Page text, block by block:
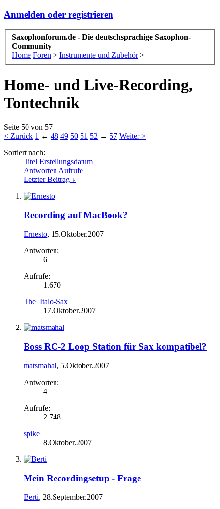
Anmelden oder registrieren
Saxophonforum.de - Die deutschsprachige Saxophon-
Community
Home Foren > Instrumente und Zubehör >
Home- und Live-Recording,
Tontechnik
Seite 50 von 57
< Zurück 1 ← 48 49 50 51 52 → 57 Weiter >
Sortiert nach:
Titel Erstellungsdatum
Antworten Aufrufe
Letzter Beitrag ↓
Recording auf MacBook?
Ernesto, 15.Oktober.2007
Antworten:
6
Aufrufe:
1.670
The_Italo-Sax
17.Oktober.2007
Boss RC-2 Loop Station für Sax kompatibel?
matsmahal, 5.Oktober.2007
Antworten:
4
Aufrufe:
2.748
spike
8.Oktober.2007
Mein Recordingsetup - Frage
Berti, 28.September.2007